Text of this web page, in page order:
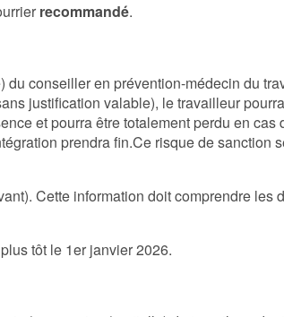
recommandé.
conseiller en prévention-médecin du
justification valable), le travailleur
et pourra être totalement perdu en
prendra fin.Ce risque de sanction
Cette information doit comprendre les
tôt le 1er janvier 2026.